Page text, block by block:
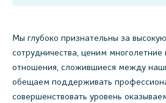
Мы глубоко признательны за
сотрудничества, ценим многолетние
отношения, сложившиеся между
обещаем поддерживать
совершенствовать уровень